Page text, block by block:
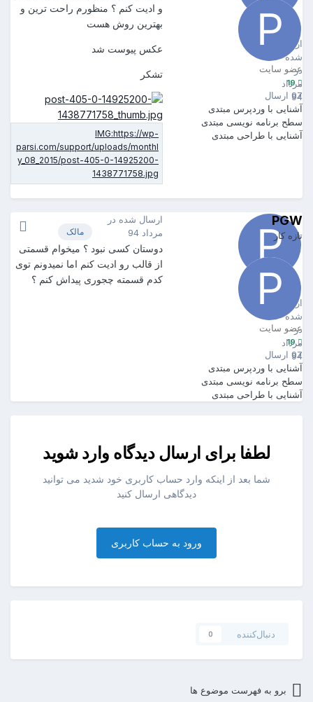
PGW
ارسال
شده
در
مرداد
94
عضو سایت
19
97 ارسال
آشنایی با وردپرس مبتدی
سطح برنامه نویسی مبتدی
آشنایی با طراحی مبتدی
و ادیت کنم ؟ منظورم راحت ترین و
بهترین روش هست
عکس پیوست شد
تشکر
PGW
ارسال
شده
در
مرداد
94
PGW
تازه کار
عضو سایت
19
97 ارسال
آشنایی با وردپرس مبتدی
سطح برنامه نویسی مبتدی
آشنایی با طراحی مبتدی
مالک
ارسال شده در
مرداد 94
دوستان کسی نبود ؟ میخوام قسمتی
از قالب رو ادیت کنم اما نمیدونم توی
کدم قسمته چجوری پیداش کنم ؟
لطفا برای ارسال دیدگاه وارد شوید
شما بعد از اینکه وارد حساب کاربری خود شدید می توانید
دیدگاهی ارسال کنید
ورود به حساب کاربری
دنبال‌کننده 0
برو به فهرست موضوع ها